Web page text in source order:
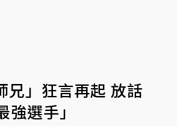
兄」狂言再起 放話
強選手」